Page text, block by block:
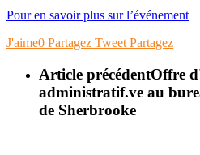
Pour en savoir plus sur l’événement
J'aime0 Partagez Tweet Partagez
Article précédentOffre
administratif.ve au
de Sherbrooke